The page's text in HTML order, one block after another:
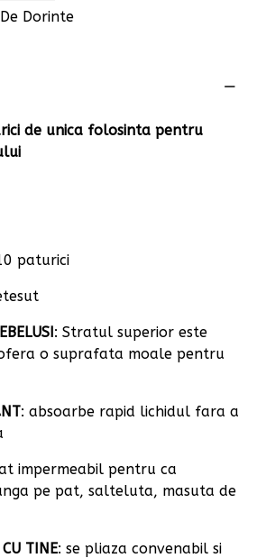
Dorinte
de unica folosinta pentru
paturici
: Stratul superior este
o suprafata moale pentru
: absoarbe rapid lichidul fara a
impermeabil pentru ca
pe pat, salteluta, masuta de
CU TINE: se pliaza convenabil si